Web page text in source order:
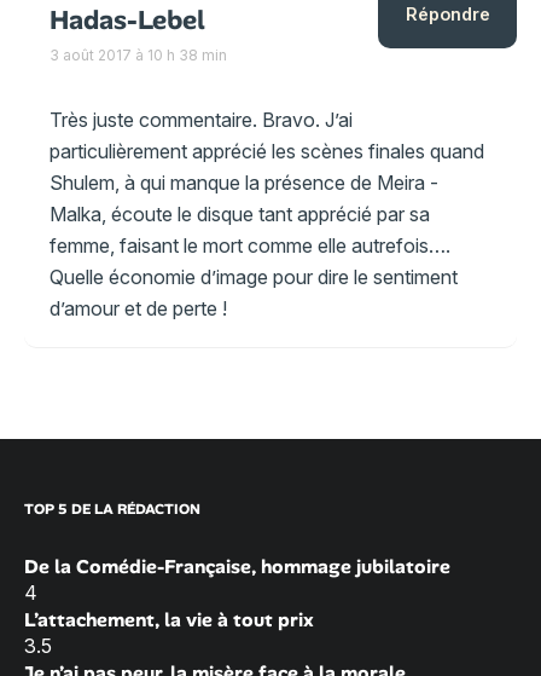
Hadas-Lebel
3 août 2017 à 10 h 38 min
Très juste commentaire. Bravo. J’ai
particulièrement apprécié les scènes finales quand
Shulem, à qui manque la présence de Meira -
Malka, écoute le disque tant apprécié par sa
femme, faisant le mort comme elle autrefois….
Quelle économie d’image pour dire le sentiment
d’amour et de perte !
Répondre
TOP 5 DE LA RÉDACTION
De la Comédie-Française, hommage jubilatoire
4
L’attachement, la vie à tout prix
3.5